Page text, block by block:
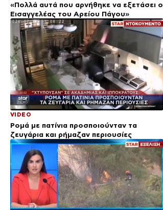
«Πολλά αυτά που αρνήθηκε να εξετάσει ο
Εισαγγελέας του Αρείου Πάγου»
VIDEO
Ρομά με πατίνια προσποιούνταν τα
ζευγάρια και ρήμαζαν περιουσίες